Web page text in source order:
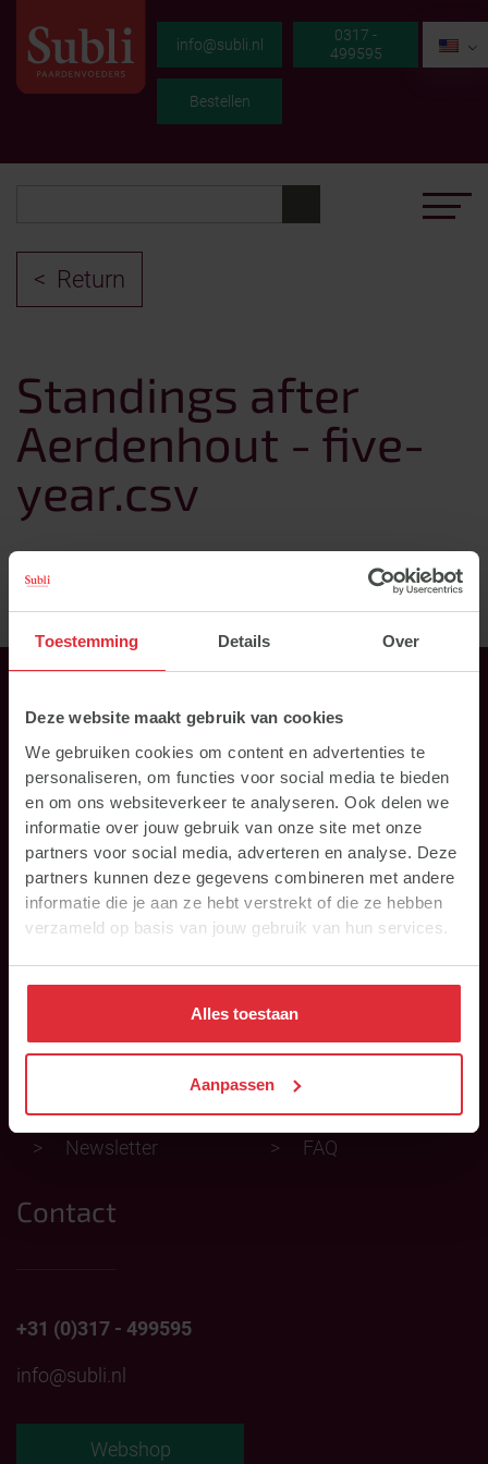
Toestemming Details Over
Deze website maakt gebruik van cookies
We gebruiken cookies om content en advertenties te
personaliseren, om functies voor social media te bieden
en om ons websiteverkeer te analyseren. Ook delen we
informatie over jouw gebruik van onze site met onze
partners voor social media, adverteren en analyse. Deze
partners kunnen deze gegevens combineren met andere
informatie die je aan ze hebt verstrekt of die ze hebben
verzameld op basis van jouw gebruik van hun services.
Alles toestaan
Aanpassen
info@subli.nl
0317 -
499595
Bestellen
EN
Return
Standings after
Aerdenhout - five-
year.csv
TERUG NAAR HET OVERZICHT
Direct naar
Feed advice
Subli Competition
News
Newsletter
About Subli
Points of sale
FAQ
Contact
+31 (0)317 - 499595
info@subli.nl
Webshop